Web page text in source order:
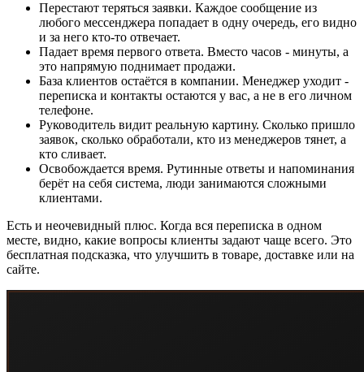
Перестают теряться заявки. Каждое сообщение из
любого мессенджера попадает в одну очередь, его видно
и за него кто-то отвечает.
Падает время первого ответа. Вместо часов - минуты, а
это напрямую поднимает продажи.
База клиентов остаётся в компании. Менеджер уходит -
переписка и контакты остаются у вас, а не в его личном
телефоне.
Руководитель видит реальную картину. Сколько пришло
заявок, сколько обработали, кто из менеджеров тянет, а
кто сливает.
Освобождается время. Рутинные ответы и напоминания
берёт на себя система, люди занимаются сложными
клиентами.
Есть и неочевидный плюс. Когда вся переписка в одном
месте, видно, какие вопросы клиенты задают чаще всего. Это
бесплатная подсказка, что улучшить в товаре, доставке или на
сайте.